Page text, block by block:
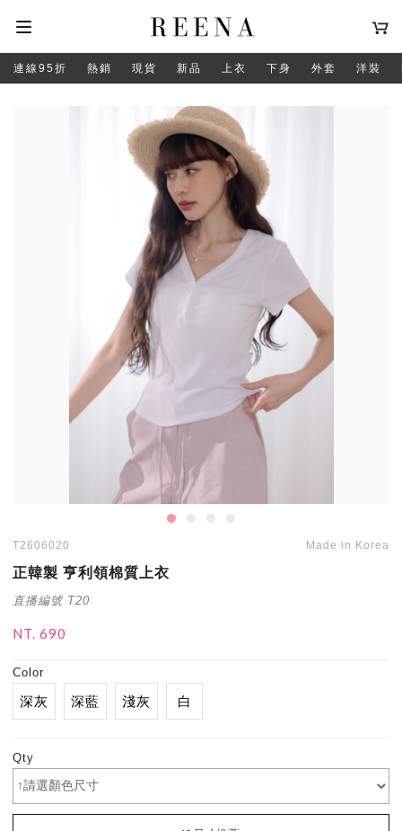
連線95折 熱銷 現貨 新品 上衣 下身 外套 洋裝
T2606020 Made in Korea
正韓製 亨利領棉質上衣
直播編號 T20
NT. 690
Color
深灰 深藍 淺灰 白
Qty